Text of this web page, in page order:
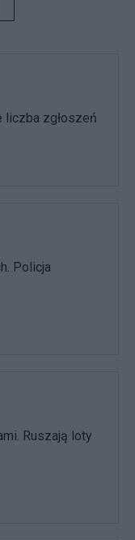
liczba zgłoszeń
Policja
Ruszają loty